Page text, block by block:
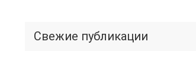
Свежие публикации